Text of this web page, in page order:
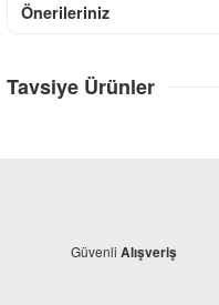
Önerileriniz
Tavsiye Ürünler
Güvenli Alışveriş